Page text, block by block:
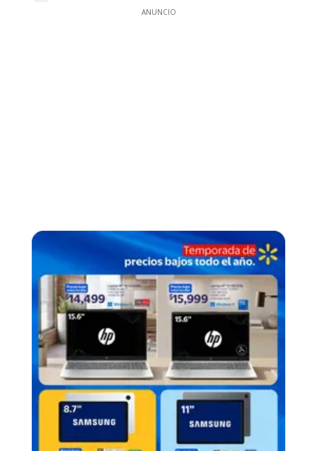
ANUNCIO